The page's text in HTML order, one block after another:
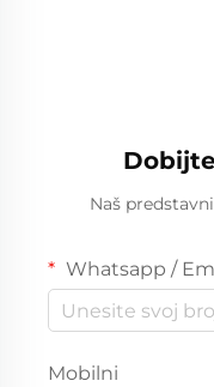
Naš
Whatsapp /
Mobilni